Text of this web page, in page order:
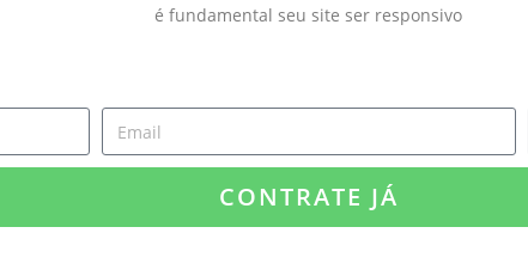
é fundamental seu site ser responsivo
CONTRATE JÁ